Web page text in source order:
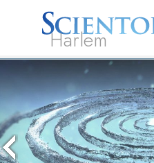
Harlem
L. Ron Hubbard
Qu’est-ce